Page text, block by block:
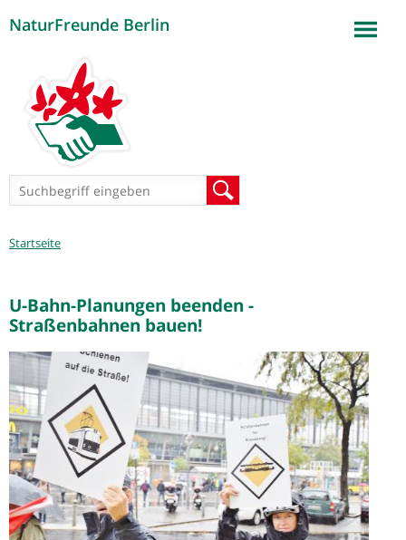
NaturFreunde Berlin
Suchformular
Sie
Startseite
U-Bahn-Planungen beenden -
Straßenbahnen bauen!